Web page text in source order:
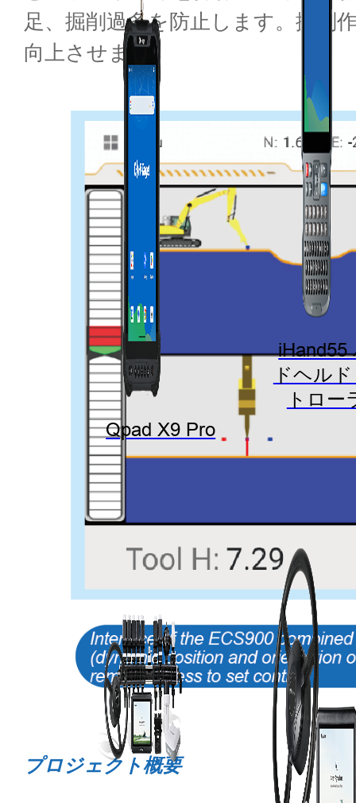
Qpad X9 Pro
iHand55
ドヘル
トロー
足、掘削過多を防止します。掘削
向上させます。
プロジェクト概要